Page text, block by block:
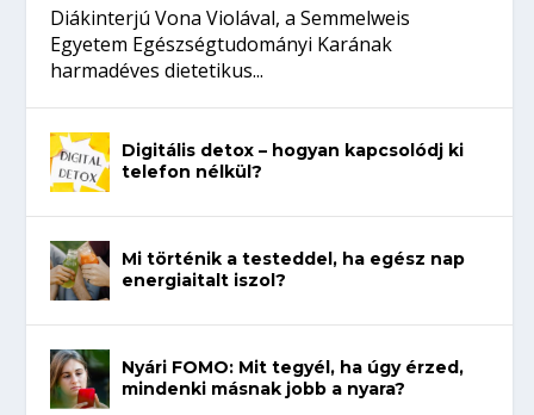
Diákinterjú Vona Violával, a Semmelweis
Egyetem Egészségtudományi Karának
harmadéves dietetikus...
Digitális detox – hogyan kapcsolódj ki
telefon nélkül?
Mi történik a testeddel, ha egész nap
energiaitalt iszol?
Nyári FOMO: Mit tegyél, ha úgy érzed,
mindenki másnak jobb a nyara?